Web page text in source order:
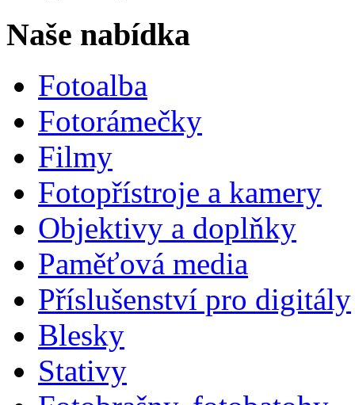
Naše nabídka
Fotoalba
Fotorámečky
Filmy
Fotopřístroje a kamery
Objektivy a doplňky
Paměťová media
Příslušenství pro digitály
Blesky
Stativy